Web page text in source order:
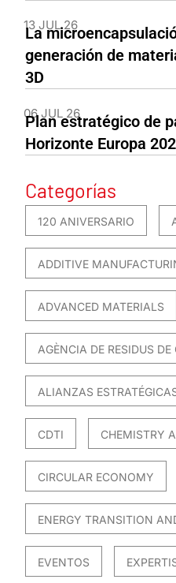
13 JUL 26
La
generación de
3D
06 JUL 26
Plan estratégico de
Horizonte Europa
Categorías
120 ANIVERSARIO
ADDITIVE
ADVANCED MATERIALS
AGÈNCIA DE RESIDUS
ALIANZAS
CDTI CHEMISTRY
CIRCULAR ECONOMY
ENERGY TRANSITION
EVENTOS